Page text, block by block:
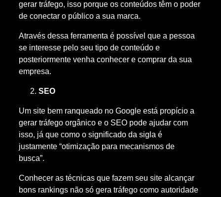
gerar tráfego, isso porque os conteúdos têm o poder
de conectar o público a sua marca.
Através dessa ferramenta é possível que a pessoa
se interesse pelo seu tipo de conteúdo e
posteriormente venha conhecer e comprar da sua
empresa.
SEO
Um site bem ranqueado no Google está propício a
gerar tráfego orgânico e o SEO pode ajudar com
isso, já que como o significado da sigla é
justamente “otimização para mecanismos de
busca”.
Conhecer as técnicas que fazem seu site alcançar
bons rankings não só gera tráfego como autoridade